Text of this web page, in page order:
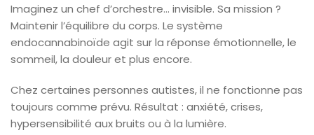
Imaginez un chef d’orchestre… invisible. Sa mission ?
Maintenir l’équilibre du corps. Le système
endocannabinoïde agit sur la réponse émotionnelle, le
sommeil, la douleur et plus encore.
Chez certaines personnes autistes, il ne fonctionne pas
toujours comme prévu. Résultat : anxiété, crises,
hypersensibilité aux bruits ou à la lumière.